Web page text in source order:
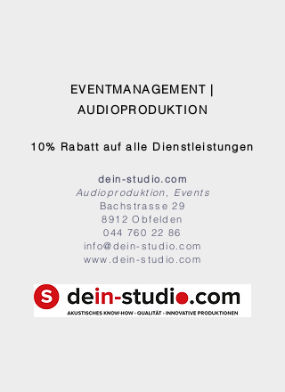
EVENTMANAGEMENT |
AUDIOPRODUKTION
10% Rabatt auf alle Dienstleistungen
dein-studio.com
Audioproduktion, Events
Bachstrasse 29
8912 Obfelden
044 760 22 86
info@dein-studio.com
www.dein-studio.com